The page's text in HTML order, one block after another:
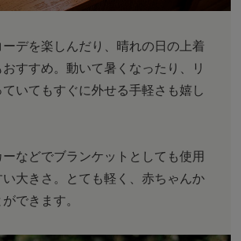
デを楽しんだり、晴れの日の上着
すすめ。動いて暑くなったり、リ
いてもすぐに外せる手軽さも嬉し
などでブランケットとしても使用
大きさ。とても軽く、赤ちゃんか
できます。